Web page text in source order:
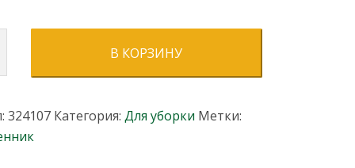
В КОРЗИНУ
324107 Категория: Для уборки Метки: